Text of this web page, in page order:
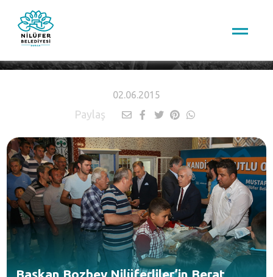
02.06.2015
Paylaş
Başkan Bozbey Nilüferliler’in Berat